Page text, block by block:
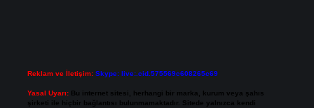
Reklam ve İletişim: Skype: live:.cid.575569c608265c69
Yasal Uyarı: Bu internet sitesi, herhangi bir marka, kurum veya şahıs
şirketi ile hiçbir bağlantısı bulunmamaktadır. Sitede yalnızca kendi